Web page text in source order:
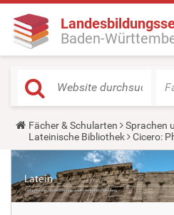
Baden-
Y
o
u
e
h
e
Fächer & Schularten Sprachen
Lateinische Bibliothek
Cicero: